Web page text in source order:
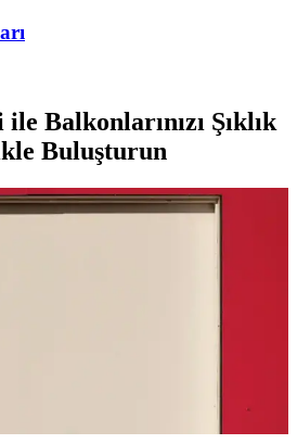
Balkonlarınızı Şıklık
Buluşturun